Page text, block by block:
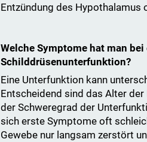
Entzündung des Hypothalamus
Welche Symptome hat man bei
Schilddrüsenunterfunktion?
Eine Unterfunktion kann
Entscheidend sind das Alter
der Schweregrad der
sich erste Symptome oft
Gewebe nur langsam zerstört